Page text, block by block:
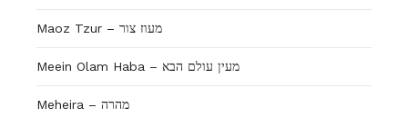
Maoz Tzur – מעוז צור
Meein Olam Haba – מעין עולם הבא
Meheira – מהרה